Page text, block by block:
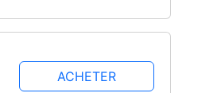
ACHETER